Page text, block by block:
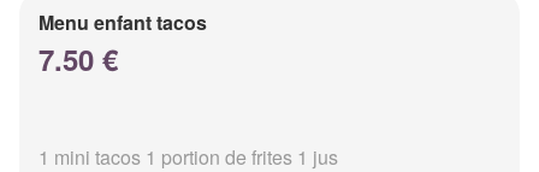
Menu enfant tacos
7.50 €
1 mini tacos 1 portion de frites 1 jus